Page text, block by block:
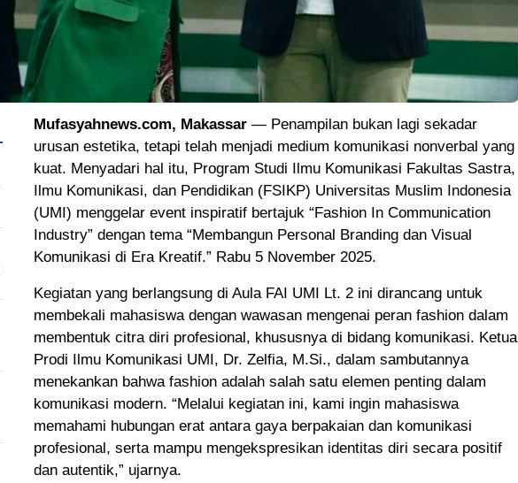
Mufasyahnews.com, Makassar — Penampilan bukan lagi sekadar
urusan estetika, tetapi telah menjadi medium komunikasi nonverbal yang
kuat. Menyadari hal itu, Program Studi Ilmu Komunikasi Fakultas Sastra,
Ilmu Komunikasi, dan Pendidikan (FSIKP) Universitas Muslim Indonesia
(UMI) menggelar event inspiratif bertajuk “Fashion In Communication
Industry” dengan tema “Membangun Personal Branding dan Visual
Komunikasi di Era Kreatif.” Rabu 5 November 2025.
Kegiatan yang berlangsung di Aula FAI UMI Lt. 2 ini dirancang untuk
membekali mahasiswa dengan wawasan mengenai peran fashion dalam
membentuk citra diri profesional, khususnya di bidang komunikasi. Ketua
Prodi Ilmu Komunikasi UMI, Dr. Zelfia, M.Si., dalam sambutannya
menekankan bahwa fashion adalah salah satu elemen penting dalam
komunikasi modern. “Melalui kegiatan ini, kami ingin mahasiswa
memahami hubungan erat antara gaya berpakaian dan komunikasi
profesional, serta mampu mengekspresikan identitas diri secara positif
dan autentik,” ujarnya.